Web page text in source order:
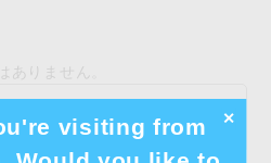
ありません。
visiting from
✕